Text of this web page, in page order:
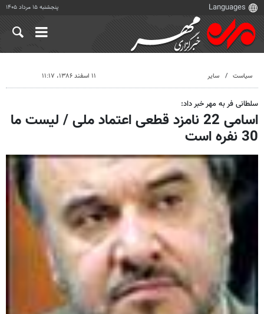
پنجشنبه ۱۵ مرداد ۱۴۰۵
سیاست سایر ۱۱ اسفند ۱۳۸۶، ۱۱:۱۷
سلطانی فر به مهر خبر داد:
اسامی 22 نامزد قطعی اعتماد ملی / لیست ما
30 نفره است